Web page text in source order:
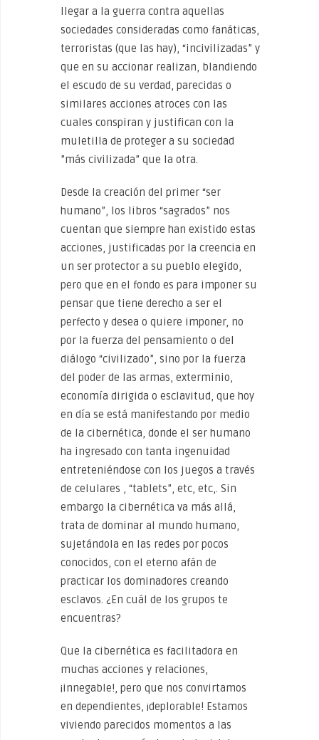
llegar a la guerra contra aquellas
sociedades consideradas como fanáticas,
terroristas (que las hay), “incivilizadas” y
que en su accionar realizan, blandiendo
el escudo de su verdad, parecidas o
similares acciones atroces con las
cuales conspiran y justifican con la
muletilla de proteger a su sociedad
”más civilizada” que la otra.
Desde la creación del primer “ser
humano”, los libros “sagrados” nos
cuentan que siempre han existido estas
acciones, justificadas por la creencia en
un ser protector a su pueblo elegido,
pero que en el fondo es para imponer su
pensar que tiene derecho a ser el
perfecto y desea o quiere imponer, no
por la fuerza del pensamiento o del
diálogo “civilizado”, sino por la fuerza
del poder de las armas, exterminio,
economía dirigida o esclavitud, que hoy
en día se está manifestando por medio
de la cibernética, donde el ser humano
ha ingresado con tanta ingenuidad
entreteniéndose con los juegos a través
de celulares , “tablets”, etc, etc,. Sin
embargo la cibernética va más allá,
trata de dominar al mundo humano,
sujetándola en las redes por pocos
conocidos, con el eterno afán de
practicar los dominadores creando
esclavos. ¿En cuál de los grupos te
encuentras?
Que la cibernética es facilitadora en
muchas acciones y relaciones,
¡innegable!, pero que nos convirtamos
en dependientes, ¡deplorable! Estamos
viviendo parecidos momentos a las